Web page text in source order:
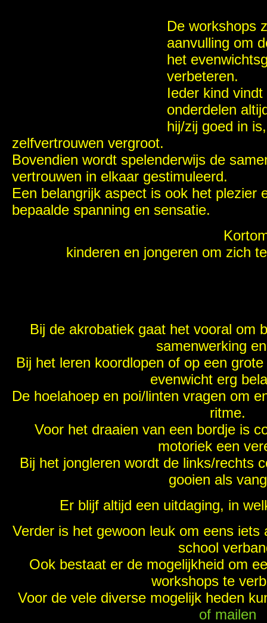
De workshops
aanvulling
het
verbeteren.
Ieder kind
onderdelen
hij/zij goed in
zelfvertrouwen vergroot.
Bovendien wordt spelenderwijs de
vertrouwen in elkaar gestimuleerd.
Een belangrijk aspect is ook het plezier
bepaalde spanning en sensatie.
kinderen en jongeren om zich
Bij de akrobatiek gaat het vooral om
samenwerking
Bij het leren koordlopen of op een
evenwicht erg
De hoelahoep en poi/linten vragen om
ritme.
Voor het draaien van een bordje is
motoriek een
Bij het jongleren wordt de links/rechts
gooien als
Er blijf altijd een uitdaging, in
Verder is het gewoon leuk om eens
school
Ook bestaat er de mogelijkheid om
workshops te
Voor de vele diverse mogelijk heden
of mailen